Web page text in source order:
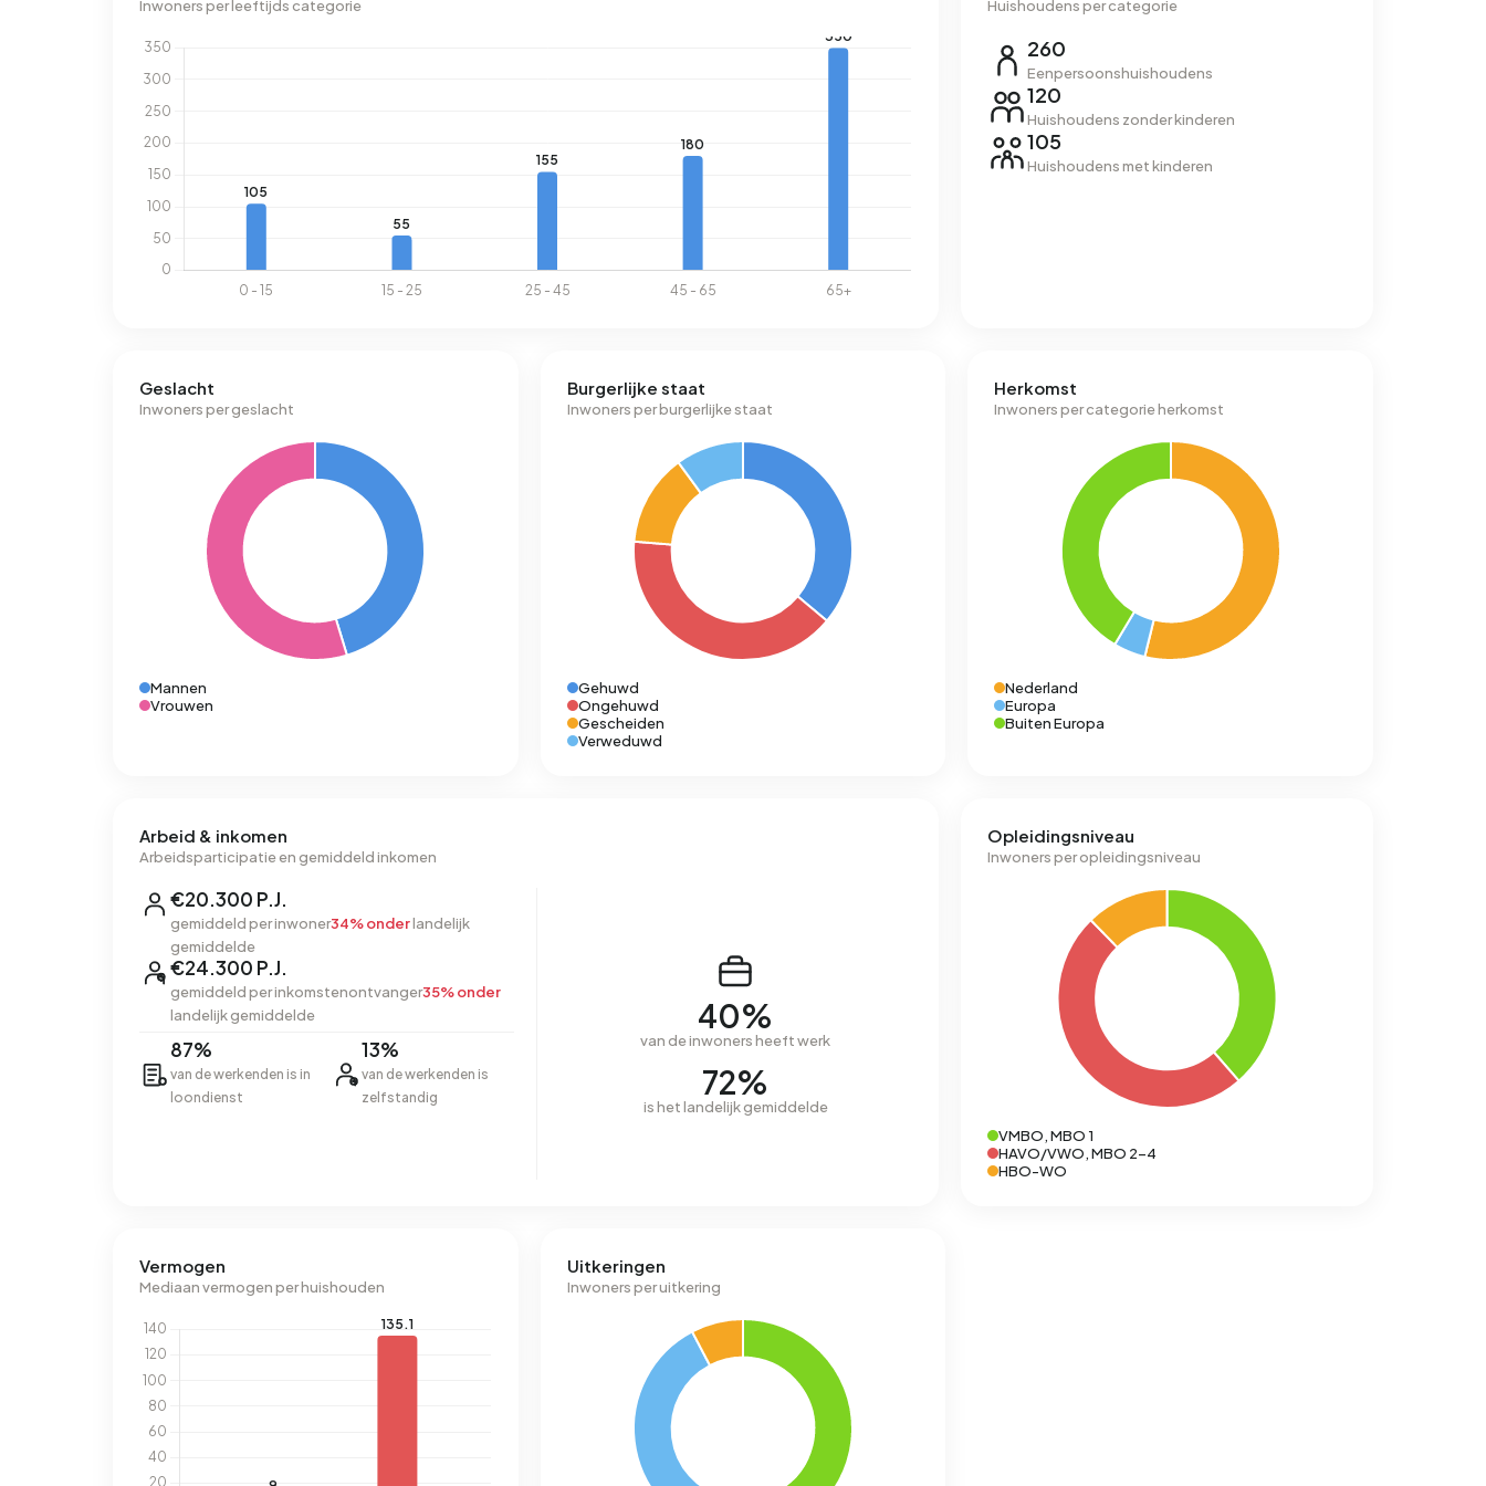
Inwoners per leeftijds categorie Huishoudens per categorie
260
Eenpersoonshuishoudens
120
Huishoudens zonder kinderen
105
Huishoudens met kinderen
Geslacht
Inwoners per geslacht
Mannen
Vrouwen
Burgerlijke staat
Inwoners per burgerlijke staat
Gehuwd
Ongehuwd
Gescheiden
Verweduwd
Herkomst
Inwoners per categorie herkomst
Nederland
Europa
Buiten Europa
Arbeid & inkomen
Arbeidsparticipatie en gemiddeld inkomen
€20.300 P.J.
gemiddeld per inwoner34% onderlandelijk
gemiddelde
€24.300 P.J.
gemiddeld per inkomstenontvanger35% onder
landelijk gemiddelde
87%
van de werkenden is in
loondienst
13%
van de werkenden is
zelfstandig
40%
van de inwoners heeft werk
72%
is het landelijk gemiddelde
Opleidingsniveau
Inwoners per opleidingsniveau
VMBO, MBO 1
HAVO/VWO, MBO 2-4
HBO-WO
Vermogen
Mediaan vermogen per huishouden
Uitkeringen
Inwoners per uitkering